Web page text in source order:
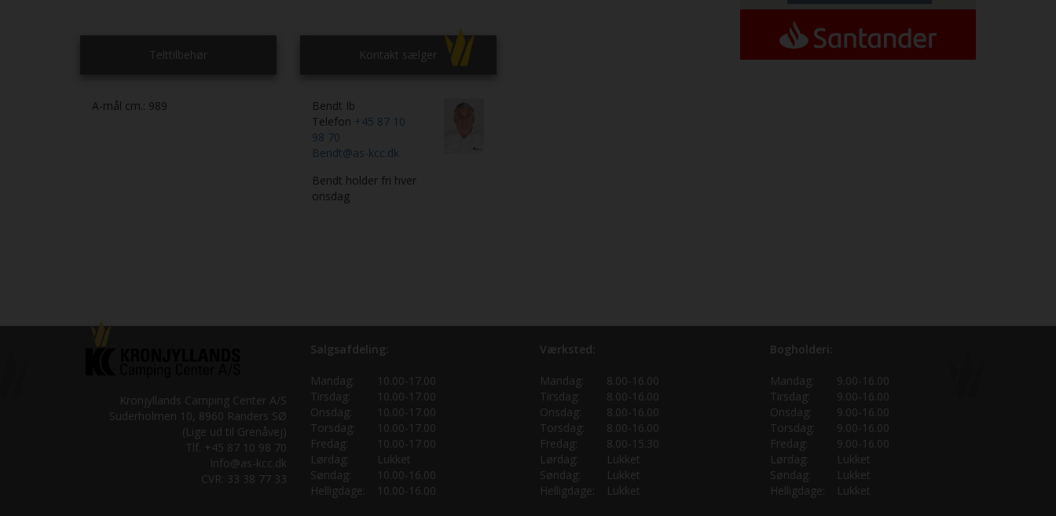
Telttilbehør
A-mål cm.: 989
Kontakt sælger
Bendt Ib
Telefon +45 87 10
98 70
Bendt@as-kcc.dk
Bendt holder fri hver
onsdag
Kronjyllands Camping Center A/S
Suderholmen 10, 8960 Randers SØ
(Lige ud til Grenåvej)
Tlf. +45 87 10 98 70
Info@as-kcc.dk
CVR: 33 38 77 33
Salgsafdeling:
Mandag:
10.00-17.00
Tirsdag:
10.00-17.00
Onsdag:
10.00-17.00
Torsdag:
10.00-17.00
Fredag:
10.00-17.00
Lørdag:
Lukket
Søndag:
10.00-16.00
Helligdage:
10.00-16.00
Værksted:
Mandag:
8.00-16.00
Tirsdag:
8.00-16.00
Onsdag:
8.00-16.00
Torsdag:
8.00-16.00
Fredag:
8.00-15.30
Lørdag:
Lukket
Søndag:
Lukket
Helligdage:
Lukket
Bogholderi:
Mandag:
9.00-16.00
Tirsdag:
9.00-16.00
Onsdag:
9.00-16.00
Torsdag:
9.00-16.00
Fredag:
9.00-16.00
Lørdag:
Lukket
Søndag:
Lukket
Helligdage:
Lukket